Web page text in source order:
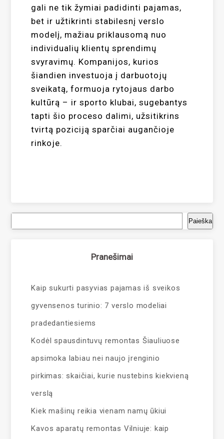
gali ne tik žymiai padidinti pajamas,
bet ir užtikrinti stabilesnį verslo
modelį, mažiau priklausomą nuo
individualių klientų sprendimų
svyravimų. Kompanijos, kurios
šiandien investuoja į darbuotojų
sveikatą, formuoja rytojaus darbo
kultūrą – ir sporto klubai, sugebantys
tapti šio proceso dalimi, užsitikrins
tvirtą poziciją sparčiai augančioje
rinkoje.
Paieška
Pranešimai
Kaip sukurti pasyvias pajamas iš sveikos
gyvensenos turinio: 7 verslo modeliai
pradedantiesiems
Kodėl spausdintuvų remontas Šiauliuose
apsimoka labiau nei naujo įrenginio
pirkimas: skaičiai, kurie nustebins kiekvieną
verslą
Kiek mašinų reikia vienam namų ūkiui
Kavos aparatų remontas Vilniuje: kaip